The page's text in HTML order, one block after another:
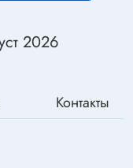
2026
Контакты